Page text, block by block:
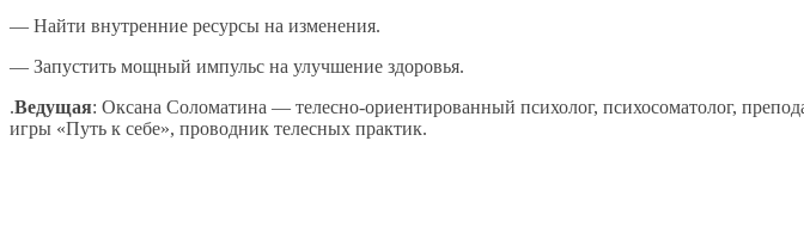
— Найти внутренние ресурсы на изменения.
— Запустить мощный импульс на улучшение здоровья.
.Ведущая: Оксана Соломатина — телесно-ориентированный психолог, психосоматолог,
игры «Путь к себе», проводник телесных практик.